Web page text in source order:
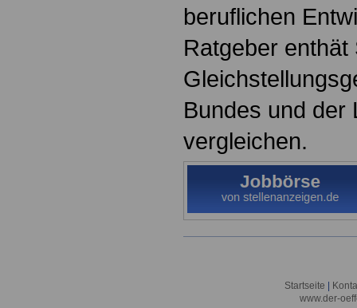
beruflichen
Ratgeber
Bundes und der
vergleichen.
Startseite
www.der-